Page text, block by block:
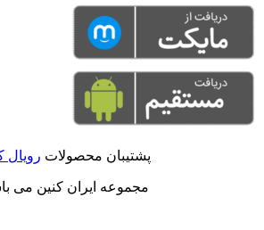
پشتیبان محصولات رویال
مجموعه ایران کنین می